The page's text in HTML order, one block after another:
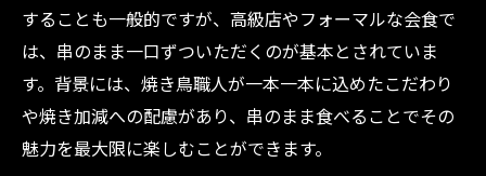
することも一般的ですが、高級店やフォーマルな会食で
は、串のまま一口ずついただくのが基本とされていま
す。背景には、焼き鳥職人が一本一本に込めたこだわり
や焼き加減への配慮があり、串のまま食べることでその
魅力を最大限に楽しむことができます。